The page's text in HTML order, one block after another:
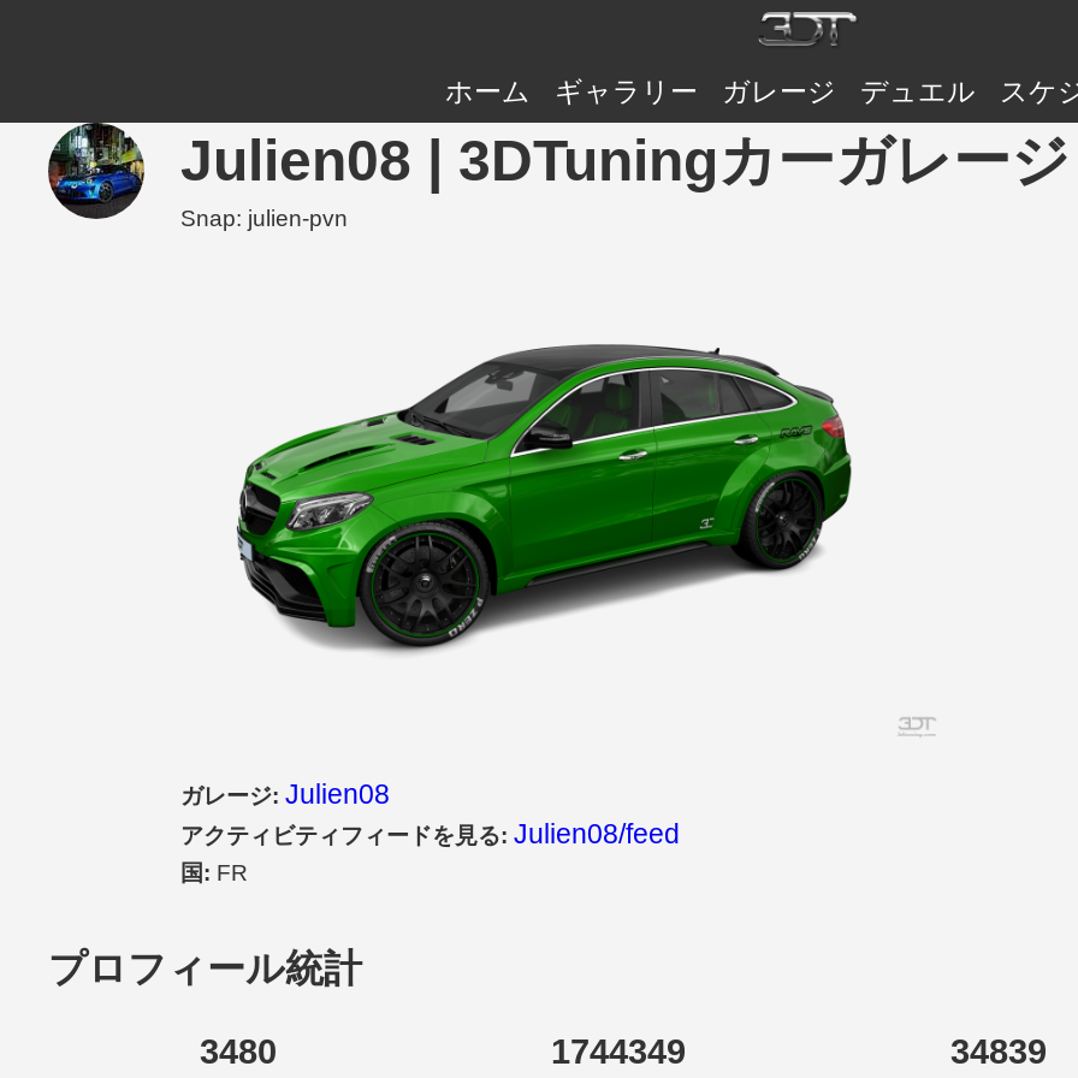
ホーム ギャラリー ガレージ デュエル スケ
Julien08 | 3DTuningカーガレージ
Snap: julien-pvn
ガレージ: Julien08
アクティビティフィードを見る: Julien08/feed
国: FR
プロフィール統計
3480 1744349 34839